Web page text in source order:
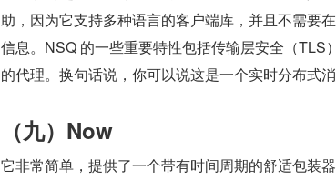
助，因为它支持多种语言的客户端库，并且不需要
信息。NSQ 的一些重要特性包括传输层安全（TLS
的代理。换句话说，你可以说这是一个实时分布式消
（九）Now
它非常简单，提供了一个带有时间周期的舒适包装